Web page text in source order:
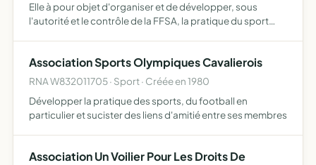
Elle à pour objet d'organiser et de développer, sous
l'autorité et le contrôle de la FFSA, la pratique du sport
Association Sports Olympiques Cavalierois
RNA W832011705 · Sport · Créée en 1980
Développer la pratique des sports, du football en
particulier et sucister des liens d'amitié entre ses membres
Association Un Voilier Pour Les Droits De